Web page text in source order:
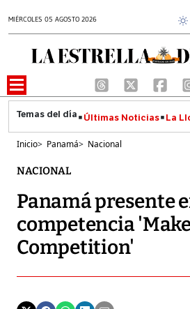
MIÉRCOLES 05 AGOSTO 2026
Últimas Noticias La
Inicio> Panamá> Nacional
NACIONAL
Panamá presente
competencia
Competition'